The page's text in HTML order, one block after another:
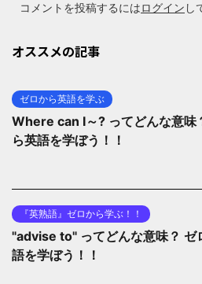
コメントを投稿するにはログイン し
オススメの記事
ゼロから英語を学ぶ
Where can I～? ってどんな意味
ら英語を学ぼう！！
『英熟語』ゼロから学ぶ！！
"advise to" ってどんな意味？ ゼ
語を学ぼう！！